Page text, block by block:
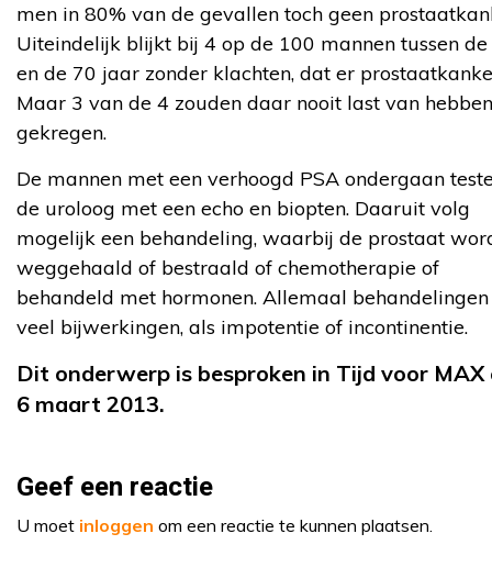
men in 80% van de gevallen toch geen
Uiteindelijk blijkt bij 4 op de 100 mannen tussen
en de 70 jaar zonder klachten, dat er
Maar 3 van de 4 zouden daar nooit last van hebben
gekregen.
De mannen met een verhoogd PSA ondergaan
de uroloog met een echo en biopten. Daaruit volg
mogelijk een behandeling, waarbij de prostaat
weggehaald of bestraald of chemotherapie of
behandeld met hormonen. Allemaal
veel bijwerkingen, als impotentie of incontinentie.
Dit onderwerp is besproken in Tijd voor MAX
6 maart 2013.
Geef een reactie
U moet inloggen om een reactie te kunnen plaatsen.